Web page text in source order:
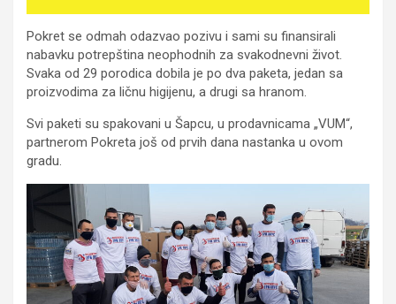
Pokret se odmah odazvao pozivu i sami su finansirali
nabavku potrepština neophodnih za svakodnevni život.
Svaka od 29 porodica dobila je po dva paketa, jedan sa
proizvodima za ličnu higijenu, a drugi sa hranom.
Svi paketi su spakovani u Šapcu, u prodavnicama „VUM“,
partnerom Pokreta još od prvih dana nastanka u ovom
gradu.